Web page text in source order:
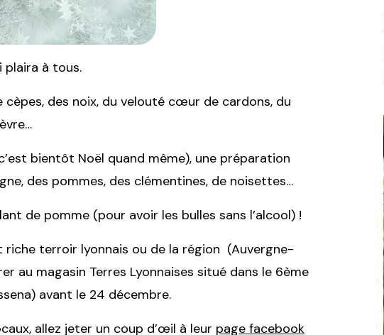
plaira à tous.
cèpes, des noix, du velouté cœur de cardons, du
bientôt Noël quand même), une préparation
des pommes, des clémentines, de noisettes…
de pomme (pour avoir les bulles sans l’alcool) !
riche terroir lyonnais ou de la région (Auvergne-
au magasin Terres Lyonnaises situé dans le 6ème
avant le 24 décembre.
allez jeter un coup d’œil à leur page facebook